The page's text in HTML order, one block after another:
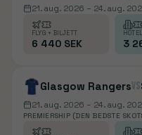
21. aug. 2026 – 24. aug.
FLYG + BILJETT
6 440 SEK 3
Glasgow Rangersvs
21. aug. 2026 – 24. aug.
PREMIERSHIP (DEN BEDSTE